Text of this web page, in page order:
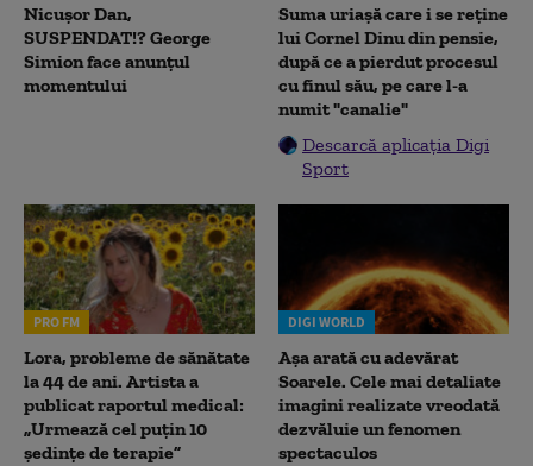
Nicușor Dan,
SUSPENDAT!? George
Simion face anunțul
momentului
Suma uriașă care i se reține
lui Cornel Dinu din pensie,
după ce a pierdut procesul
cu finul său, pe care l-a
numit "canalie"
Descarcă aplicația Digi
Sport
PRO FM
Lora, probleme de sănătate
la 44 de ani. Artista a
publicat raportul medical:
„Urmează cel puțin 10
ședințe de terapie”
DIGI WORLD
Așa arată cu adevărat
Soarele. Cele mai detaliate
imagini realizate vreodată
dezvăluie un fenomen
spectaculos